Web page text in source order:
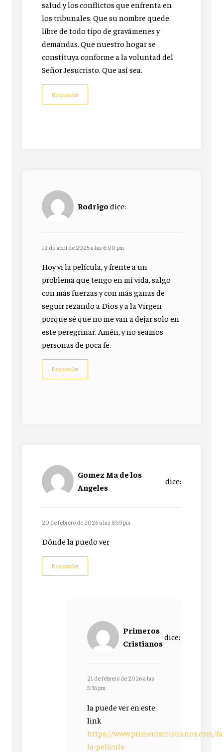
salud y los conflictos que enfrenta en
los tribunales. Que su nombre quede
libre de todo tipo de gravámenes y
demandas. Que nuestro hogar se
constituya conforme a la voluntad del
Señor Jesucristo. Que así sea.
Responder
Rodrigodice:
12 de abril de 2025 a las 6:00 pm
Hoy vi la película, y frente a un
problema que tengo en mi vida, salgo
con más fuerzas y con más ganas de
seguir rezando a Dios y a la Virgen
porque sé que no me van a dejar solo en
este peregrinar. Amén, y no seamos
personas de poca fe.
Responder
Gomez Ma de los
Angeles
dice:
20 de febrero de 2026 a las 8:59 pm
Dónde la puedo ver
Responder
Primeros
Cristianos
dice:
21 de febrero de 2026 a las
5:36 pm
la puede ver en este
link
https://www.primeroscristianos.com/
la-pelicula-